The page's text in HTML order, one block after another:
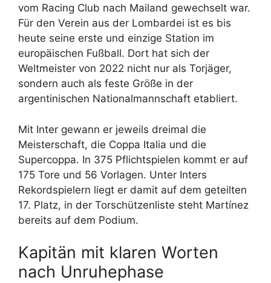
vom Racing Club nach Mailand gewechselt war.
Für den Verein aus der Lombardei ist es bis
heute seine erste und einzige Station im
europäischen Fußball. Dort hat sich der
Weltmeister von 2022 nicht nur als Torjäger,
sondern auch als feste Größe in der
argentinischen Nationalmannschaft etabliert.
Mit Inter gewann er jeweils dreimal die
Meisterschaft, die Coppa Italia und die
Supercoppa. In 375 Pflichtspielen kommt er auf
175 Tore und 56 Vorlagen. Unter Inters
Rekordspielern liegt er damit auf dem geteilten
17. Platz, in der Torschützenliste steht Martínez
bereits auf dem Podium.
Kapitän mit klaren Worten
nach Unruhephase